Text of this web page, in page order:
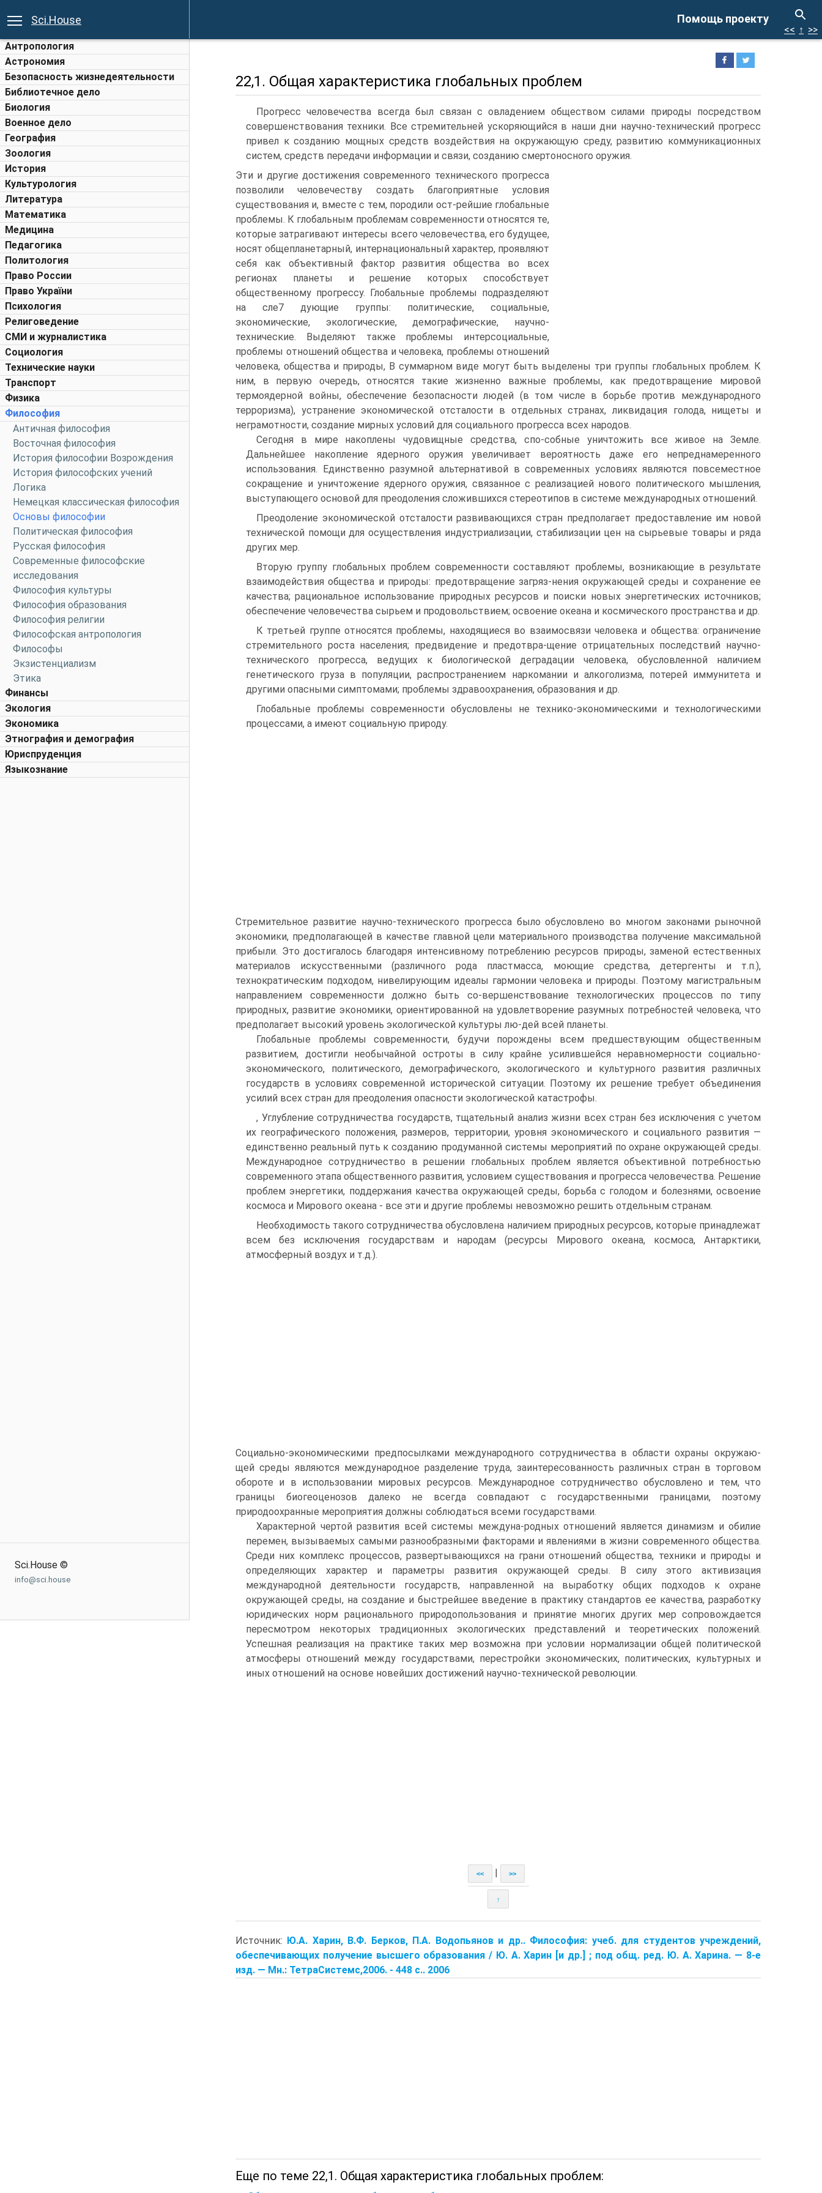
Помощь проекту
Sci.House
Антропология
Астрономия
Безопасность жизнедеятельности
Библиотечное дело
Биология
Военное дело
География
Зоология
История
Культурология
Литература
Математика
Медицина
Педагогика
Политология
Право России
Право України
Психология
Религоведение
СМИ и журналистика
Социология
Технические науки
Транспорт
Физика
Философия
Античная философия
Восточная философия
История философии Возрождения
История философских учений
Логика
Немецкая классическая философия
Основы философии
Политическая философия
Русская философия
Современные философские
исследования
Философия культуры
Философия образования
Философия религии
Философская антропология
Философы
Экзистенциализм
Этика
Финансы
Экология
Экономика
Этнография и демография
Юриспруденция
Языкознание
Sci.House ©
info@sci.house
<< ↑ >>
22,1. Общая характеристика глобальных проблем
Прогресс человечества всегда был связан с овладением обществом силами природы посредством
совершенствования техники. Все стремительней ускоряющийся в наши дни научно-технический прогресс
привел к созданию мощных средств воздействия на окружающую среду, развитию коммуникационных
систем, средств передачи информации и связи, созданию смертоносного оружия.
Эти и другие достижения современного технического прогресса
позволили человечеству создать благоприятные условия
существования и, вместе с тем, породили ост-рейшие глобальные
проблемы. К глобальным проблемам современности относятся те,
которые затрагивают интересы всего человечества, его будущее,
носят общепланетарный, интернациональный характер, проявляют
себя как объективный фактор развития общества во всех
регионах планеты и решение которых способствует
общественному прогрессу. Глобальные проблемы подразделяют
на сле7 дующие группы: политические, социальные,
экономические, экологические, демографические, научно-
технические. Выделяют также проблемы интерсоциальные,
проблемы отношений общества и человека, проблемы отношений
человека, общества и природы, В суммарном виде могут быть выделены три группы глобальных проблем. К
ним, в первую очередь, относятся такие жизненно важные проблемы, как предотвращение мировой
термоядерной войны, обеспечение безопасности людей (в том числе в борьбе против международного
терроризма), устранение экономической отсталости в отдельных странах, ликвидация голода, нищеты и
неграмотности, создание мирных условий для социального прогресса всех народов.
Сегодня в мире накоплены чудовищные средства, спо-собные уничтожить все живое на Земле.
Дальнейшее накопление ядерного оружия увеличивает вероятность даже его непреднамеренного
использования. Единственно разумной альтернативой в современных условиях являются повсеместное
сокращение и уничтожение ядерного оружия, связанное с реализацией нового политического мышления,
выступающего основой для преодоления сложившихся стереотипов в системе международных отношений.
Преодоление экономической отсталости развивающихся стран предполагает предоставление им новой
технической помощи для осуществления индустриализации, стабилизации цен на сырьевые товары и ряда
других мер.
Вторую группу глобальных проблем современности составляют проблемы, возникающие в результате
взаимодействия общества и природы: предотвращение загряз-нения окружающей среды и сохранение ее
качества; рациональное использование природных ресурсов и поиски новых энергетических источников;
обеспечение человечества сырьем и продовольствием; освоение океана и космического пространства и др.
К третьей группе относятся проблемы, находящиеся во взаимосвязи человека и общества: ограничение
стремительного роста населения; предвидение и предотвра-щение отрицательных последствий научно-
технического прогресса, ведущих к биологической деградации человека, обусловленной наличием
генетического груза в популяции, распространением наркомании и алкоголизма, потерей иммунитета и
другими опасными симптомами; проблемы здравоохранения, образования и др.
Глобальные проблемы современности обусловлены не технико-экономическими и технологическими
процессами, а имеют социальную природу.
Стремительное развитие научно-технического прогресса было обусловлено во многом законами рыночной
экономики, предполагающей в качестве главной цели материального производства получение максимальной
прибыли. Это достигалось благодаря интенсивному потреблению ресурсов природы, заменой естественных
материалов искусственными (различного рода пластмасса, моющие средства, детергенты и т.п.),
технократическим подходом, нивелирующим идеалы гармонии человека и природы. Поэтому магистральным
направлением современности должно быть со-вершенствование технологических процессов по типу
природных, развитие экономики, ориентированной на удовлетворение разумных потребностей человека, что
предполагает высокий уровень экологической культуры лю-дей всей планеты.
Глобальные проблемы современности, будучи порождены всем предшествующим общественным
развитием, достигли необычайной остроты в силу крайне усилившейся неравномерности социально-
экономического, политического, демографического, экологического и культурного развития различных
государств в условиях современной исторической ситуации. Поэтому их решение требует объединения
усилий всех стран для преодоления опасности экологической катастрофы.
, Углубление сотрудничества государств, тщательный анализ жизни всех стран без исключения с учетом
их географического положения, размеров, территории, уровня экономического и социального развития —
единственно реальный путь к созданию продуманной системы мероприятий по охране окружающей среды.
Международное сотрудничество в решении глобальных проблем является объективной потребностью
современного этапа общественного развития, условием существования и прогресса человечества. Решение
проблем энергетики, поддержания качества окружающей среды, борьба с голодом и болезнями, освоение
космоса и Мирового океана - все эти и другие проблемы невозможно решить отдельным странам.
Необходимость такого сотрудничества обусловлена наличием природных ресурсов, которые принадлежат
всем без исключения государствам и народам (ресурсы Мирового океана, космоса, Антарктики,
атмосферный воздух и т.д.).
Социально-экономическими предпосылками международного сотрудничества в области охраны окружаю-
щей среды являются международное разделение труда, заинтересованность различных стран в торговом
обороте и в использовании мировых ресурсов. Международное сотрудничество обусловлено и тем, что
границы биогеоценозов далеко не всегда совпадают с государственными границами, поэтому
природоохранные мероприятия должны соблюдаться всеми государствами.
Характерной чертой развития всей системы междуна-родных отношений является динамизм и обилие
перемен, вызываемых самыми разнообразными факторами и явлениями в жизни современного общества.
Среди них комплекс процессов, развертывающихся на грани отношений общества, техники и природы и
определяющих характер и параметры развития окружающей среды. В силу этого активизация
международной деятельности государств, направленной на выработку общих подходов к охране
окружающей среды, на создание и быстрейшее введение в практику стандартов ее качества, разработку
юридических норм рационального природопользования и принятие многих других мер сопровождается
пересмотром некоторых традиционных экологических представлений и теоретических положений.
Успешная реализация на практике таких мер возможна при условии нормализации общей политической
атмосферы отношений между государствами, перестройки экономических, политических, культурных и
иных отношений на основе новейших достижений научно-технической революции.
<< >>
↑
Источник: Ю.А. Харин, В.Ф. Берков, П.А. Водопьянов и др.. Философия: учеб. для студентов учреждений,
обеспечивающих получение высшего образования / Ю. А. Харин [и др.] ; под общ. ред. Ю. А. Харина. — 8-е
изд. — Мн.: ТетраСистемс,2006. - 448 с.. 2006
Еще по теме 22,1. Общая характеристика глобальных проблем: